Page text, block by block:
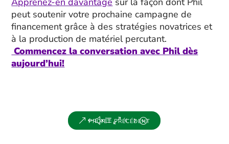
peut soutenir votre prochaine campagne de
financement grâce à des stratégies novatrices et
à la production de matériel percutant.
Commencez la conversation avec Phil dès
aujourd’hui!
projet précédent